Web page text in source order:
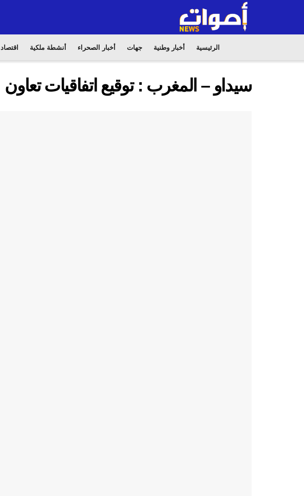
الرئيسية أخبار وطنية جهات أخبار الصحراء أنشطة ملكية اقتصاد
سيداو – المغرب : توقيع اتفاقيات تعاون